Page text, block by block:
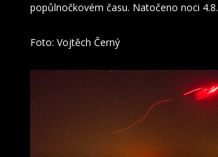
popůlnočkovém času. Natočeno noci 4.8.
Foto: Vojtěch Černý